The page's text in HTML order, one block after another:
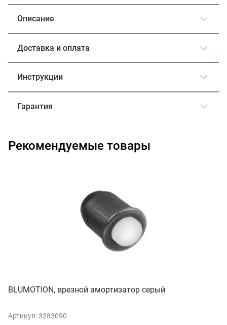
Описание
Доставка и оплата
Инструкции
Гарантия
Рекомендуемые товары
BLUMOTION, врезной амортизатор серый
Артикул: 3283090